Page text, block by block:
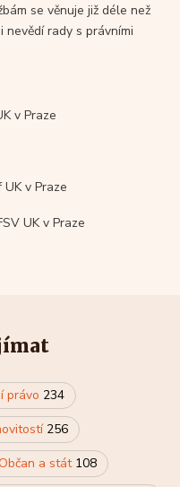
se věnuje již déle než
nevědí rady s právními
v Praze
v Praze
UK v Praze
právo 234
256
a stát 108